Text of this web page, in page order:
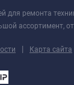
для ремонта
ассортимент,
| Карта сайта